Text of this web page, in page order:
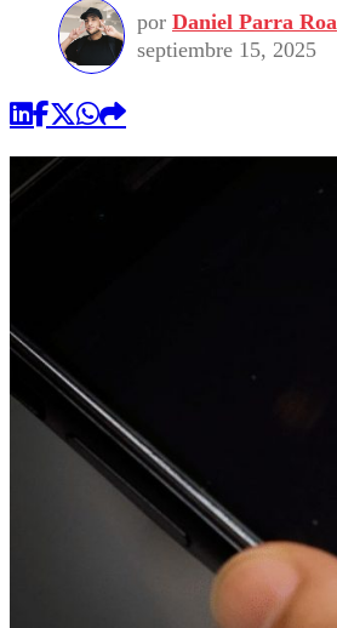
por Daniel Parra Roa
septiembre 15, 2025